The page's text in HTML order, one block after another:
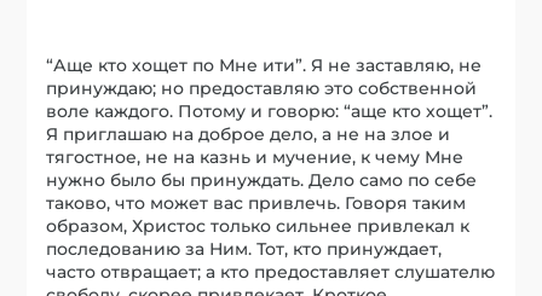
“Аще кто хощет по Мне ити”. Я не заставляю, не
принуждаю; но предоставляю это собственной
воле каждого. Потому и говорю: “аще кто хощет”.
Я приглашаю на доброе дело, а не на злое и
тягостное, не на казнь и мучение, к чему Мне
нужно было бы принуждать. Дело само по себе
таково, что может вас привлечь. Говоря таким
образом, Христос только сильнее привлекал к
последованию за Ним. Тот, кто принуждает,
часто отвращает; а кто предоставляет слушателю